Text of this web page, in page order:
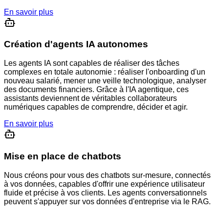
En savoir plus
Création d'agents IA autonomes
Les agents IA sont capables de réaliser des tâches
complexes en totale autonomie : réaliser l'onboarding d'un
nouveau salarié, mener une veille technologique, analyser
des documents financiers. Grâce à l'IA agentique, ces
assistants deviennent de véritables collaborateurs
numériques capables de comprendre, décider et agir.
En savoir plus
Mise en place de chatbots
Nous créons pour vous des chatbots sur-mesure, connectés
à vos données, capables d'offrir une expérience utilisateur
fluide et précise à vos clients. Les agents conversationnels
peuvent s'appuyer sur vos données d'entreprise via le RAG.